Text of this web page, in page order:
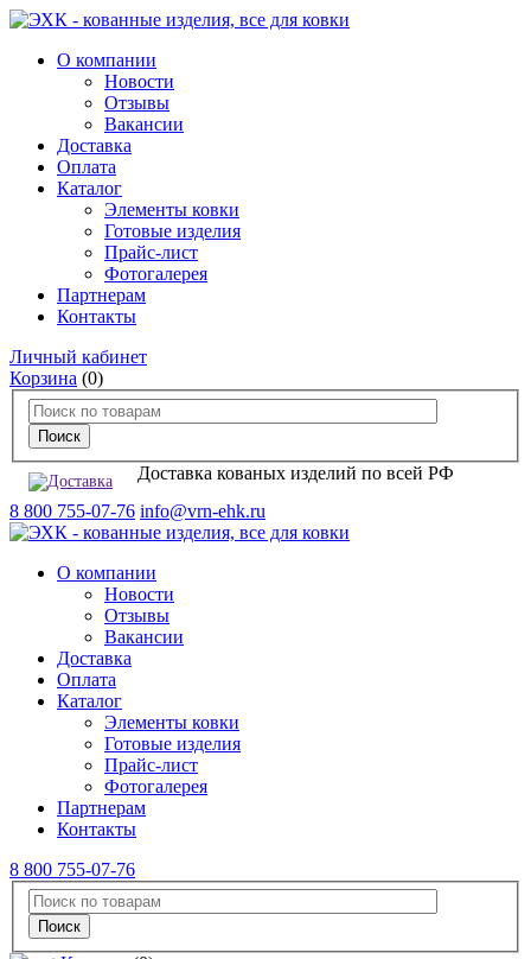
О компании
Новости
Отзывы
Вакансии
Доставка
Оплата
Каталог
Элементы ковки
Готовые изделия
Прайс-лист
Фотогалерея
Партнерам
Контакты
Личный кабинет
Корзина (0)
Доставка кованых изделий по всей РФ
8 800 755-07-76 info@vrn-ehk.ru
О компании
Новости
Отзывы
Вакансии
Доставка
Оплата
Каталог
Элементы ковки
Готовые изделия
Прайс-лист
Фотогалерея
Партнерам
Контакты
8 800 755-07-76